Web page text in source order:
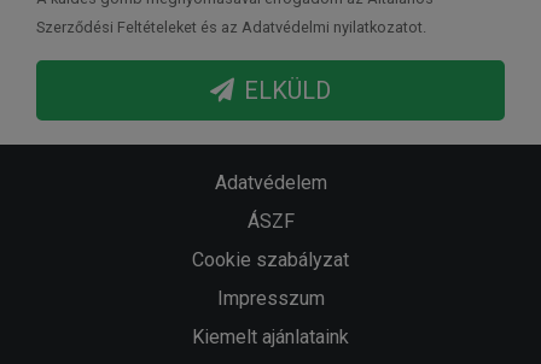
Szerződési Feltételeket és az Adatvédelmi nyilatkozatot.
ELKÜLD
Adatvédelem
ÁSZF
Cookie szabályzat
Impresszum
Kiemelt ajánlataink